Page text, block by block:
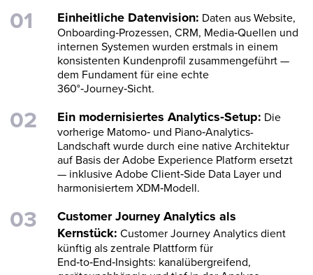
Einheitliche Datenvision: Daten aus Website,
Onboarding‑Prozessen, CRM, Media‑Quellen und
internen Systemen wurden erstmals in einem
konsistenten Kundenprofil zusammengeführt —
dem Fundament für eine echte
360°‑Journey‑Sicht.
Ein modernisiertes Analytics‑Setup: Die
vorherige Matomo‑ und Piano‑Analytics-
Landschaft wurde durch eine native Architektur
auf Basis der Adobe Experience Platform ersetzt
— inklusive Adobe Client‑Side Data Layer und
harmonisiertem XDM‑Modell.
Customer Journey Analytics als
Kernstück: Customer Journey Analytics dient
künftig als zentrale Plattform für
End‑to‑End‑Insights: kanalübergreifend,